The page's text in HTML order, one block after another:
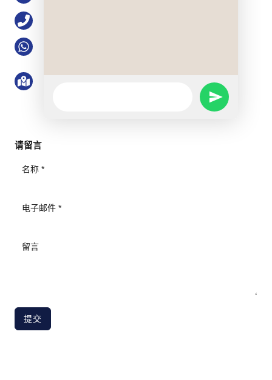
请留言
提交
SEND